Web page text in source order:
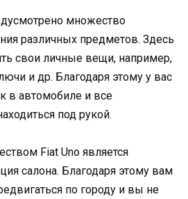
множество
различных предметов. Здесь
свои личные вещи, например,
и др. Благодаря этому у вас
в автомобиле и все
под рукой.
Fiat Uno является
салона. Благодаря этому вам
по городу и вы не